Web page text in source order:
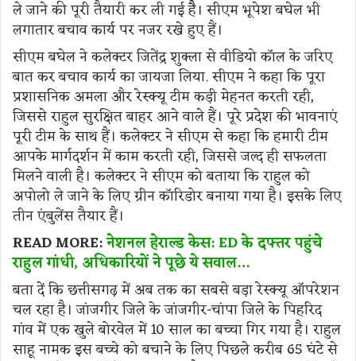
ले जाने की पूरी तैयारी कर ली गई हैै। सीएम भूपेश बघेल भी
लगातार बचाव कार्य पर नजर रखे हुए हैं।
सीएम बघेल ने कलेक्टर जितेंद्र शुक्ला से वीडियो कॉल के जरिए
बात कर बचाव कार्य का जायजा लिया. सीएम ने कहा कि पूरा
प्रशासनिक अमला और रेस्क्यू टीम कड़ी मेहनत करती रही,
जिससे राहुल सुरक्षित बाहर आने वाले हैं। पूरे प्रदेश की भावनाएं
पूरी टीम के साथ हैं। कलेक्टर ने सीएम से कहा कि हमारी टीम
आपके मार्गदर्शन में काम करती रही, जिससे जल्द ही सफलता
मिलने वाली है। कलेक्टर ने सीएम को बताया कि राहुल को
अपोलो ले जाने के लिए ग्रीन कॉरिडोर बनाया गया है। इसके लिए
तीन एंबुलेंस तैयार हैं।
READ MORE:नेशनल हेराल्ड केस: ED के दफ्तर पहुंचे
राहुल गांधी, अधिकारियों ने पूछे ये सवाल…
बता दें कि छत्तीसगढ़ में अब तक का सबसे बड़ा रेस्क्यू ऑपरेशन
चल रहा है। जांजगीर जिले के जांजगीर-चांपा जिले के पिहरिद
गांव में एक खुले बोरवेल में 10 साल का बच्चा गिर गया है। राहुल
साहू नामक इस बच्चे को बचाने के लिए पिछले करीब 65 घंटे से